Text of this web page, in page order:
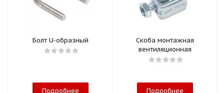
Болт U-образный
Подробнее
Скоба монтажная
вентиляционная
Подробнее